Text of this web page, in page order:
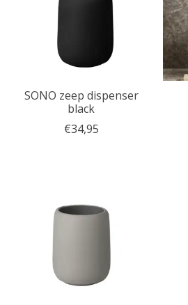
SONO zeep dispenser
black
€34,95